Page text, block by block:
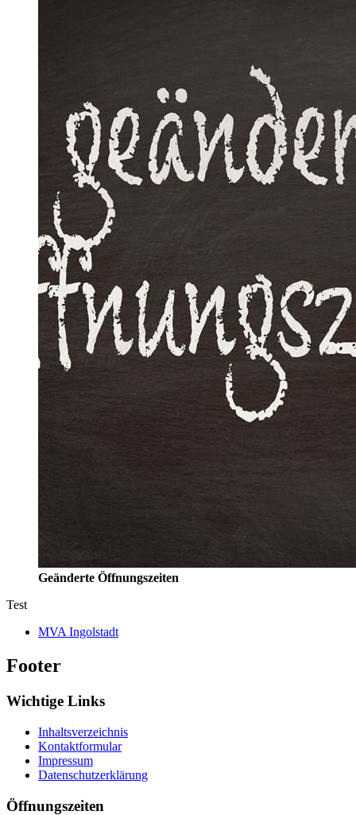
Geänderte Öffnungszeiten
Test
MVA Ingolstadt
Footer
Wichtige Links
Inhaltsverzeichnis
Kontaktformular
Impressum
Datenschutzerklärung
Öffnungszeiten